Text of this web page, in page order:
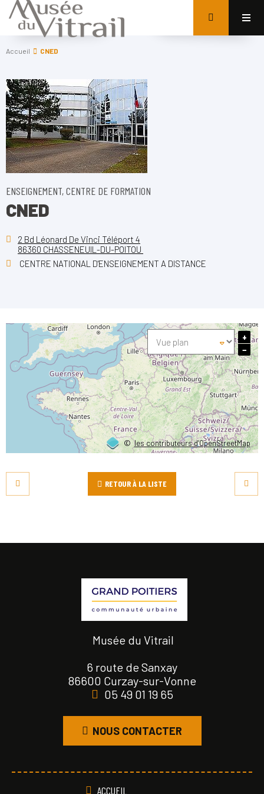
Accueil CNED
ENSEIGNEMENT, CENTRE DE FORMATION
CNED
2 Bd Léonard De Vinci Téléport 4
86360 CHASSENEUIL-DU-POITOU
CENTRE NATIONAL D'ENSEIGNEMENT A DISTANCE
©les contributeurs d’OpenStreetMap
+
−
RETOUR À LA LISTE
Musée du Vitrail
6 route de Sanxay
86600 Curzay-sur-Vonne
05 49 01 19 65
NOUS CONTACTER
ACCUEIL